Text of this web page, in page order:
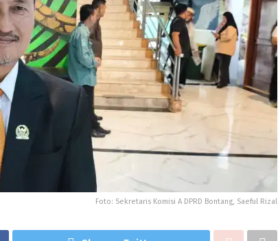
Foto: Sekretaris Komisi A DPRD Bontang, Saeful Rizal